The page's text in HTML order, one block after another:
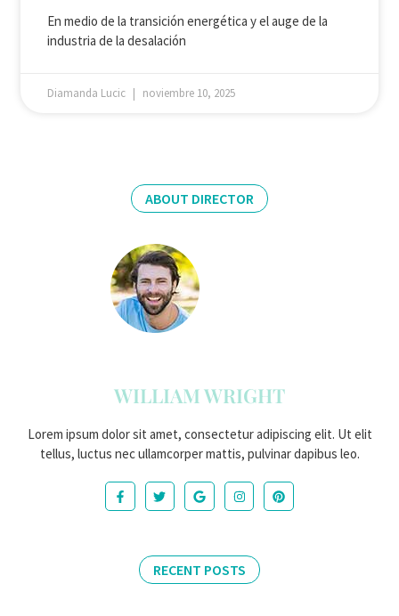
En medio de la transición energética y el auge de la
industria de la desalación
Diamanda Lucic noviembre 10, 2025
ABOUT DIRECTOR
WILLIAM WRIGHT
Lorem ipsum dolor sit amet, consectetur adipiscing elit. Ut elit
tellus, luctus nec ullamcorper mattis, pulvinar dapibus leo.
RECENT POSTS